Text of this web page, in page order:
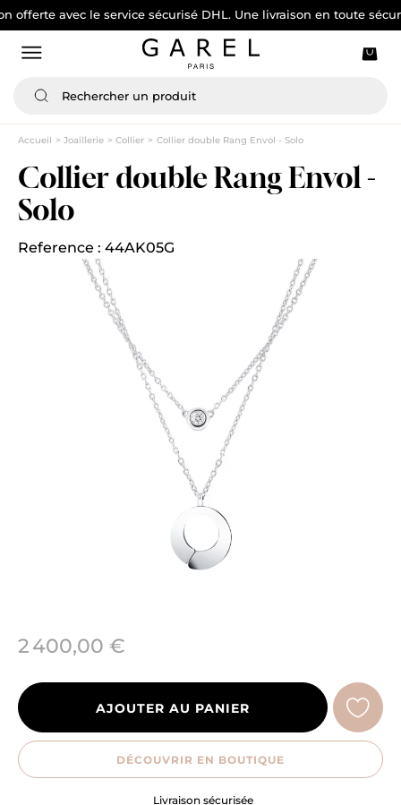
avec le service sécurisé DHL. Une livraison en toute sécurité
Accueil Joaillerie Collier Collier double Rang Envol - Solo
Collier double Rang Envol -
Solo
Reference : 44AK05G
2 400,00 €
AJOUTER AU PANIER
DÉCOUVRIR EN BOUTIQUE
Livraison sécurisée